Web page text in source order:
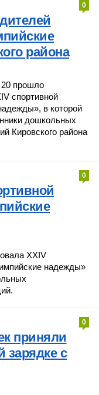
0
района
прошло
спортивной
в которой
дошкольных
Кировского района
0
XXIV
надежды»
0
приняли
зарядке с